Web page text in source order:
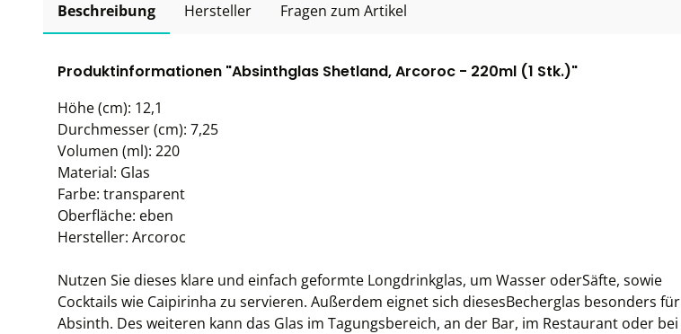
Beschreibung Hersteller Fragen zum Artikel
Produktinformationen "Absinthglas Shetland, Arcoroc - 220ml (1 Stk.)"
Höhe (cm): 12,1
Durchmesser (cm): 7,25
Volumen (ml): 220
Material: Glas
Farbe: transparent
Oberfläche: eben
Hersteller: Arcoroc
Nutzen Sie dieses klare und einfach geformte Longdrinkglas, um Wasser oderSäfte, sowie
Cocktails wie Caipirinha zu servieren. Außerdem eignet sich diesesBecherglas besonders für
Absinth. Des weiteren kann das Glas im Tagungsbereich, an der Bar, im Restaurant oder bei